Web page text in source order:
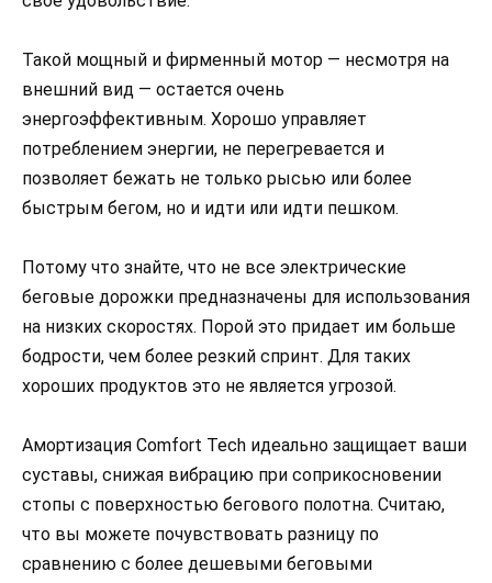
Такой мощный и фирменный мотор — несмотря на
внешний вид — остается очень
энергоэффективным. Хорошо управляет
потреблением энергии, не перегревается и
позволяет бежать не только рысью или более
быстрым бегом, но и идти или идти пешком.
Потому что знайте, что не все электрические
беговые дорожки предназначены для использования
на низких скоростях. Порой это придает им больше
бодрости, чем более резкий спринт. Для таких
хороших продуктов это не является угрозой.
Амортизация Comfort Tech идеально защищает ваши
суставы, снижая вибрацию при соприкосновении
стопы с поверхностью бегового полотна. Считаю,
что вы можете почувствовать разницу по
сравнению с более дешевыми беговыми